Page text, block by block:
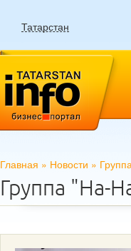
Татарстан
Главная » Новости »
Группа "На-